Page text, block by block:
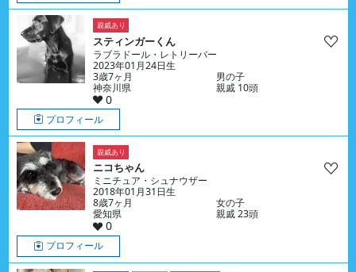
親戚あり
スティンガーくん
ラブラドール・レトリーバー
2023年01月24日生
3歳7ヶ月
男の子
神奈川県
親戚 10頭
0
プロフィール
親戚あり
ニコちゃん
ミニチュア・シュナウザー
2018年01月31日生
8歳7ヶ月
女の子
愛知県
親戚 23頭
0
プロフィール